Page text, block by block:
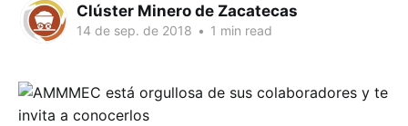
Clúster Minero de Zacatecas
14 de sep. de 2018 • 1 min read